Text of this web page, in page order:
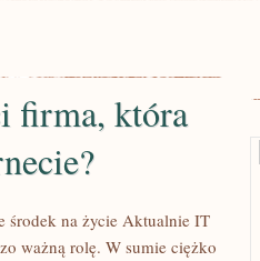
firma, która
środek na życie Aktualnie IT
ważną rolę. W sumie ciężko